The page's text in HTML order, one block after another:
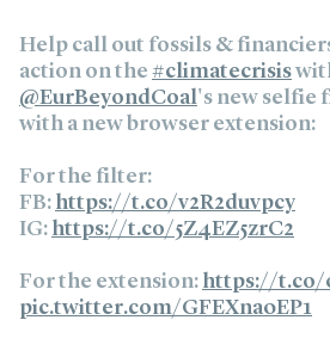
Help call out fossils &
action on the #climatecrisis
@EurBeyondCoal's new selfie
with a new browser extension:
For the filter:
FB: https://t.co/v2R2duvpcy
IG: https://t.co/5Z4EZ5zrC2
For the extension: https://t.co/
pic.twitter.com/GFEXna0EP1